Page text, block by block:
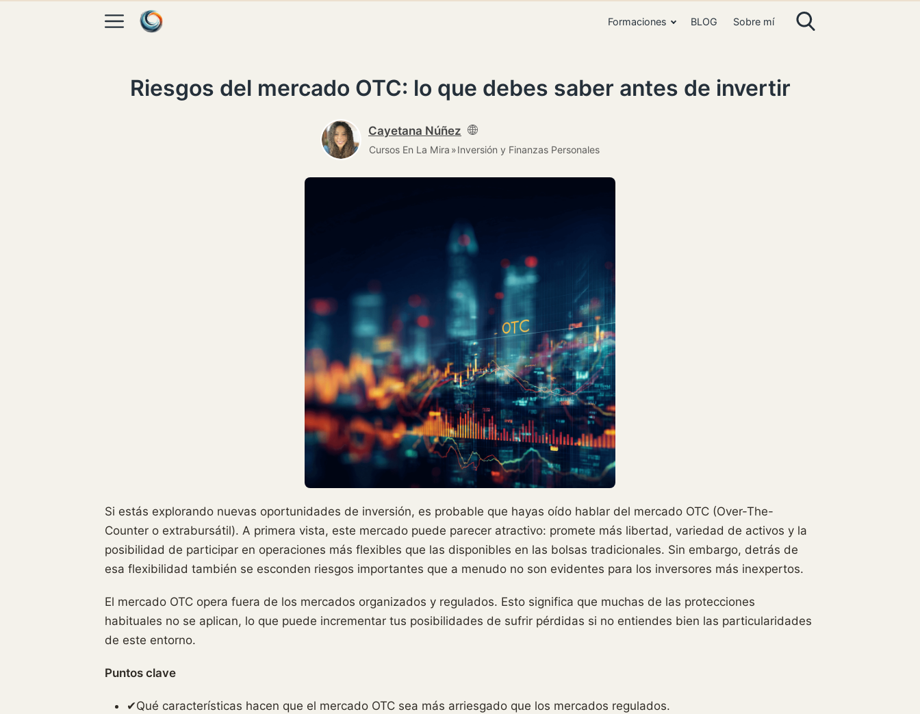
Formaciones BLOG Sobre mí
Riesgos del mercado OTC: lo que debes saber antes de invertir
Cayetana Núñez
Cursos En La Mira Inversión y Finanzas Personales
Si estás explorando nuevas oportunidades de inversión, es probable que hayas oído hablar del mercado OTC (Over-The-
Counter o extrabursátil). A primera vista, este mercado puede parecer atractivo: promete más libertad, variedad de activos y la
posibilidad de participar en operaciones más flexibles que las disponibles en las bolsas tradicionales. Sin embargo, detrás de
esa flexibilidad también se esconden riesgos importantes que a menudo no son evidentes para los inversores más inexpertos.
El mercado OTC opera fuera de los mercados organizados y regulados. Esto significa que muchas de las protecciones
habituales no se aplican, lo que puede incrementar tus posibilidades de sufrir pérdidas si no entiendes bien las particularidades
de este entorno.
Puntos clave
✔Qué características hacen que el mercado OTC sea más arriesgado que los mercados regulados.